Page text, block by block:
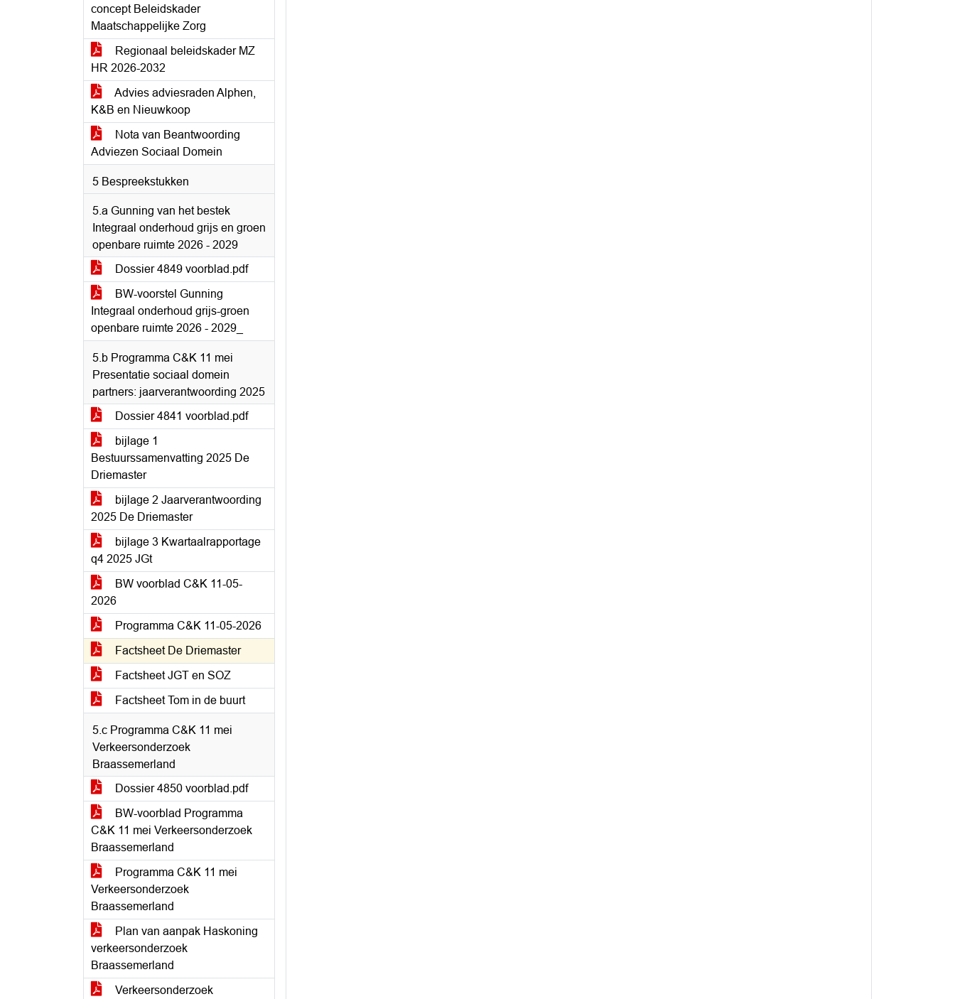
concept Beleidskader
Maatschappelijke Zorg
Regionaal beleidskader MZ
HR 2026-2032
Advies adviesraden Alphen,
K&B en Nieuwkoop
Nota van Beantwoording
Adviezen Sociaal Domein
5 Bespreekstukken
5.a Gunning van het bestek
Integraal onderhoud grijs en groen
openbare ruimte 2026 - 2029
Dossier 4849 voorblad.pdf
BW-voorstel Gunning
Integraal onderhoud grijs-groen
openbare ruimte 2026 - 2029_
5.b Programma C&K 11 mei
Presentatie sociaal domein
partners: jaarverantwoording 2025
Dossier 4841 voorblad.pdf
bijlage 1
Bestuurssamenvatting 2025 De
Driemaster
bijlage 2 Jaarverantwoording
2025 De Driemaster
bijlage 3 Kwartaalrapportage
q4 2025 JGt
BW voorblad C&K 11-05-
2026
Programma C&K 11-05-2026
Factsheet De Driemaster
Factsheet JGT en SOZ
Factsheet Tom in de buurt
5.c Programma C&K 11 mei
Verkeersonderzoek
Braassemerland
Dossier 4850 voorblad.pdf
BW-voorblad Programma
C&K 11 mei Verkeersonderzoek
Braassemerland
Programma C&K 11 mei
Verkeersonderzoek
Braassemerland
Plan van aanpak Haskoning
verkeersonderzoek
Braassemerland
Verkeersonderzoek